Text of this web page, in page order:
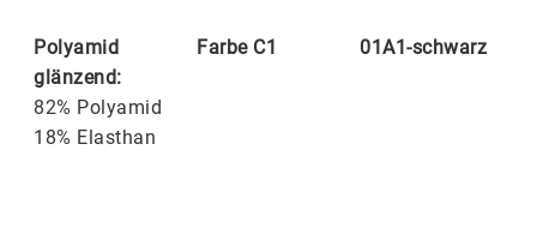
Polyamid
glänzend:
82% Polyamid
18% Elasthan
Farbe C1 01A1-schwarz